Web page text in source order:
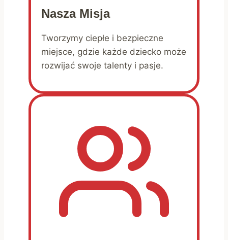
Nasza Misja
Tworzymy ciepłe i bezpieczne
miejsce, gdzie każde dziecko może
rozwijać swoje talenty i pasje.